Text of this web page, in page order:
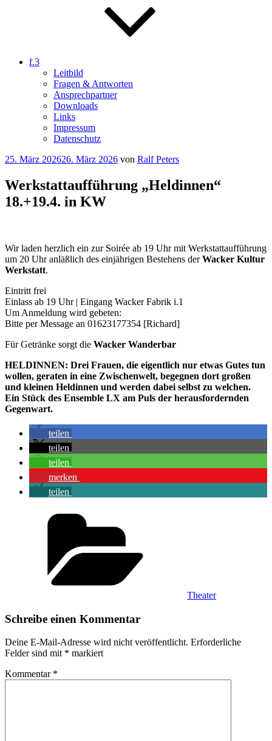
f.3
Leitbild
Fragen & Antworten
Ansprechpartner
Downloads
Links
Impressum
Datenschutz
Veröffentlicht
25. März 202626. März 2026 von Ralf Peters
Werkstattaufführung „Heldinnen“
18.+19.4. in KW
Wir laden herzlich ein zur Soirée ab 19 Uhr mit Werkstattaufführung
um 20 Uhr anläßlich des einjährigen Bestehens derWacker Kultur
Werkstatt.
Eintritt frei
Einlass ab 19 Uhr | Eingang Wacker Fabrik i.1
Um Anmeldung wird gebeten:
Bitte per Message an 01623177354 [Richard]
Für Getränke sorgt die Wacker Wanderbar
HELDINNEN: Drei Frauen, die eigentlich nur etwas Gutes tun
wollen, geraten in eine Zwischenwelt, begegnen dort großen
und kleinen Heldinnen und werden dabei selbst zu welchen.
Ein Stück des Ensemble LX am Puls der herausfordernden
Gegenwart.
teilen
teilen
teilen
merken
teilen
Theater
Schreibe einen Kommentar
Deine E-Mail-Adresse wird nicht veröffentlicht. Erforderliche
Felder sind mit * markiert
Kommentar *